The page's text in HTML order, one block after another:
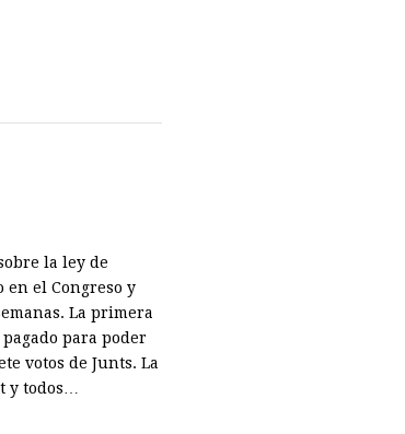
la ley de
en el Congreso y
La primera
para poder
votos de Junts. La
y todos…